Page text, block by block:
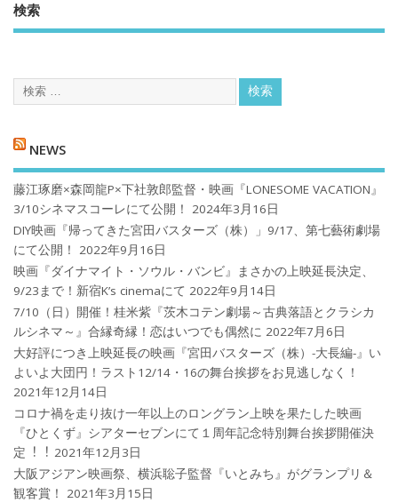
検索
NEWS
藤江琢磨×森岡龍P×下社敦郎監督・映画『LONESOME VACATION』
3/10シネマスコーレにて公開！
2024年3月16日
DIY映画『帰ってきた宮田バスターズ（株）」9/17、第七藝術劇場
にて公開！
2022年9月16日
映画『ダイナマイト・ソウル・バンビ』まさかの上映延長決定、
9/23まで！新宿K’s cinemaにて 2022年9月14日
7/10（日）開催！桂米紫『茨木コテン劇場～古典落語とクラシカ
ルシネマ～』合縁奇縁！恋はいつでも偶然に 2022年7月6日
大好評につき上映延長の映画『宮田バスターズ（株）-大長編-』い
よいよ大団円！ラスト12/14・16の舞台挨拶をお見逃しなく！
2021年12月14日
コロナ禍を⾛り抜け⼀年以上のロングラン上映を果たした映画
『ひとくず』シアターセブンにて１周年記念特別舞台挨拶開催決
定︕︕ 2021年12月3日
大阪アジアン映画祭、横浜聡子監督『いとみち』がグランプリ＆
観客賞！
2021年3月15日